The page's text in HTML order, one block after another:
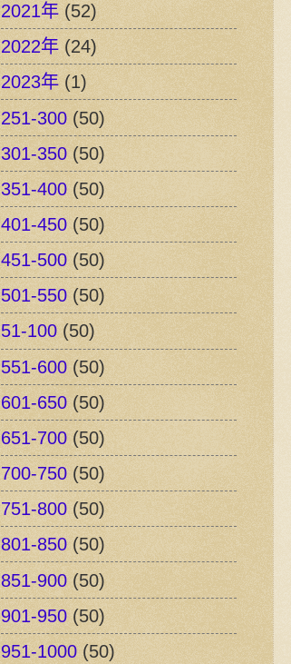
2021年 (52)
2022年 (24)
2023年 (1)
251-300 (50)
301-350 (50)
351-400 (50)
401-450 (50)
451-500 (50)
501-550 (50)
51-100 (50)
551-600 (50)
601-650 (50)
651-700 (50)
700-750 (50)
751-800 (50)
801-850 (50)
851-900 (50)
901-950 (50)
951-1000 (50)